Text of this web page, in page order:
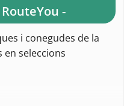
-
i conegudes de la
seleccions